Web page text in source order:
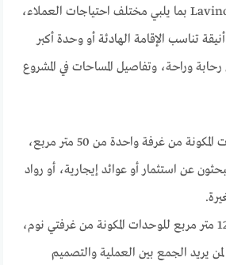
كمبوند Lavinora Residence بما يلبي مختلف احتياجات العملاء،
تناسب الإقامة الهادئة أو وحدة أكبر
وراحة، وتفاصيل المساحات في المشروع
تبدأ مساحة الوحدات المكونة من غرفة واحدة من 50 متر مربع،
عن استثمار أو عوائد إيجارية، أو رواد
تبدأ المساحات من 125 متر مربع للوحدات المكونة من غرفتي نوم،
لمن يريد الجمع بين العملية والتصميم